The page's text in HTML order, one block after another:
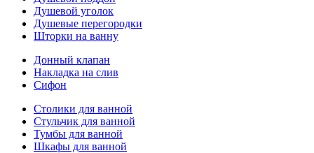
Душевой уголок
Душевые перегородки
Шторки на ванну
Донный клапан
Накладка на слив
Сифон
Столики для ванной
Стульчик для ванной
Тумбы для ванной
Шкафы для ванной